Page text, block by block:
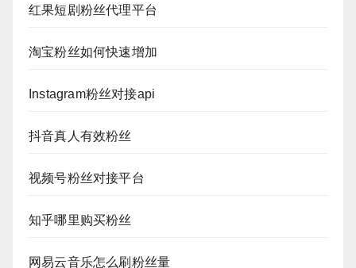
红果短剧粉丝代理平台
淘宝粉丝如何快速增加
Instagram粉丝对接api
抖音真人有效粉丝
视频号粉丝对接平台
知乎哪里购买粉丝
网易云音乐怎么刷粉丝量